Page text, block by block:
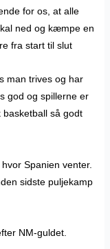
for os, at alle
ned og kæmpe en
fra start til slut
man trives og har
god og spillerne er
så godt
Spanien venter.
sidste puljekamp
NM-guldet.